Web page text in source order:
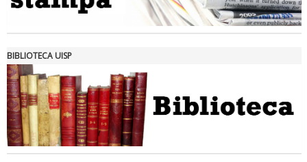
Tiziano Pesce nel Cda di Fondazione Terzjus: prima riunione a
BIBLIOTECA UISP